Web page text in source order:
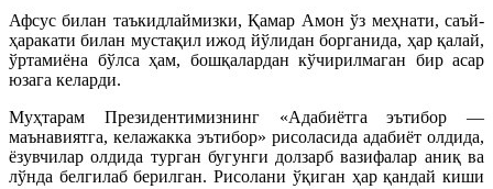
Афсус билан таъкидлаймизки, Қамар Амон ўз меҳнати, саъй-
ҳаракати билан мустақил ижод йўлидан борганида, ҳар қалай,
ўртамиёна бўлса ҳам, бошқалардан кўчирилмаган бир асар
юзага келарди.
Муҳтарам Президентимизнинг «Адабиётга эътибор —
маънавиятга, келажакка эътибор» рисоласида адабиёт олдида,
ёзувчилар олдида турган бугунги долзарб вазифалар аниқ ва
лўнда белгилаб берилган. Рисолани ўқиган ҳар қандай киши